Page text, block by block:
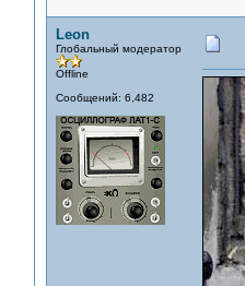
Leon
Глобальный модератор
Offline
Сообщений: 6,482